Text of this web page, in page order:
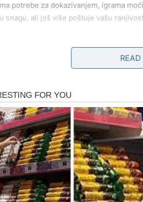
potrebe za dokazivanjem, igrama
snagu, ali još više poštuje vašu
osobu koja vas gleda sa divljenjem, ali
budi spontano, bez pritiska
se ponovo poželjno, viđeno i cenjeno
Lavovi mogu ponovo zapaliti iskru kroz
Lavovi ulaze u romantičnu priču koja
u kojoj Lav ne mora da sija sam